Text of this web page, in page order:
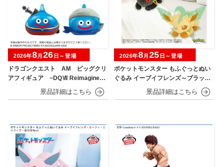
ドラゴンクエスト AM ビッグクリ
アフィギュア ~DQⅦ Reimagined
発売記念編~
2026年8月 26 日～登場
ポケットモンスター もふぐっとぬい
ぐるみ イーブイフレンズ～ブラッキ
ー・リーフィア～おひるねver.
2026年8月 25 日～登場